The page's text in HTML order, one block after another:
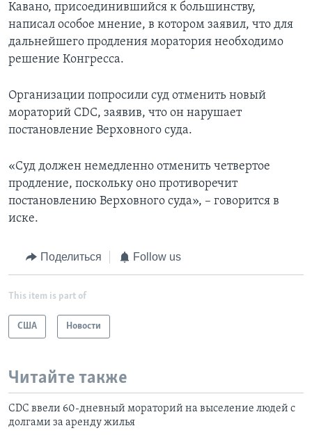
Кавано, присоединившийся к большинству,
написал особое мнение, в котором заявил, что для
дальнейшего продления моратория необходимо
решение Конгресса.
Организации попросили суд отменить новый
мораторий CDC, заявив, что он нарушает
постановление Верховного суда.
«Суд должен немедленно отменить четвертое
продление, поскольку оно противоречит
постановлению Верховного суда», – говорится в
иске.
Поделиться Follow us
This item is part of
США Новости
Читайте также
CDC ввели 60-дневный мораторий на выселение людей с
долгами за аренду жилья